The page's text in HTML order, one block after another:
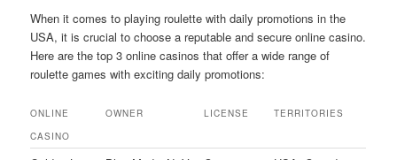
When it comes to playing roulette with daily promotions in the
USA, it is crucial to choose a reputable and secure online casino.
Here are the top 3 online casinos that offer a wide range of
roulette games with exciting daily promotions:
ONLINE
CASINO
OWNER LICENSE TERRITORIES